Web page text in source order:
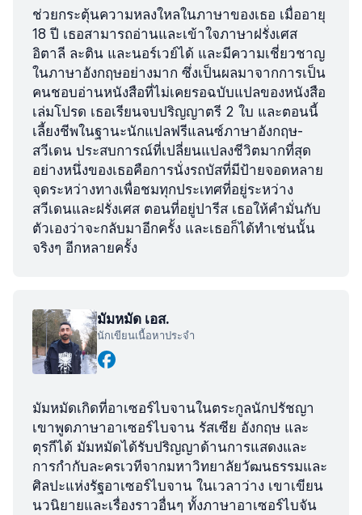
ช่วยกระตุ้นความหลงใหลในภาษาของเธอ เมื่ออายุ
18 ปี เธอสามารถอ่านและเข้าใจภาษาฝรั่งเศส
อิตาลี ละติน และนอร์เวย์ได้ และมีความเชี่ยวชาญ
ในภาษาอังกฤษอย่างมาก ซึ่งเป็นผลมาจากการเป็น
คนชอบอ่านหนังสือที่ไม่เคยรอฉบับแปลของหนังสือ
เล่มโปรด เธอเรียนจบปริญญาตรี 2 ใบ และตอนนี้
เลี้ยงชีพในฐานะนักแปลฟรีแลนซ์ภาษาอังกฤษ-
สวีเดน ประสบการณ์ที่เปลี่ยนแปลงชีวิตมากที่สุด
อย่างหนึ่งของเธอคือการนั่งรถบัสที่มีป้ายจอดหลาย
จุดระหว่างทางเพื่อชมทุกประเทศที่อยู่ระหว่าง
สวีเดนและฝรั่งเศส ตอนที่อยู่ปารีส เธอให้คำมั่นกับ
ตัวเองว่าจะกลับมาอีกครั้ง และเธอก็ได้ทำเช่นนั้น
จริงๆ อีกหลายครั้ง
มัมหมัด เอส.
นักเขียนเนื้อหาประจำ
มัมหมัดเกิดที่อาเซอร์ไบจานในตระกูลนักปรัชญา
เขาพูดภาษาอาเซอร์ไบจาน รัสเซีย อังกฤษ และ
ตุรกีได้ มัมหมัดได้รับปริญญาด้านการแสดงและ
การกำกับละครเวทีจากมหาวิทยาลัยวัฒนธรรมและ
ศิลปะแห่งรัฐอาเซอร์ไบจาน ในเวลาว่าง เขาเขียน
นวนิยายและเรื่องราวอื่นๆ ทั้งภาษาอาเซอร์ไบจัน